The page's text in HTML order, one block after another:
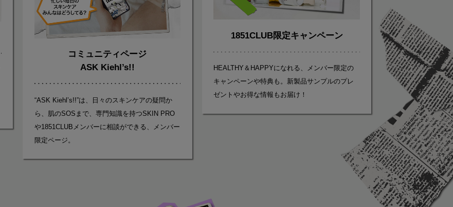
コミュニティページ
ASK Kiehl’s!!
“ASK Kiehl’s!!”は、日々のスキンケアの疑問か
ら、肌のSOSまで、専門知識を持つSKIN PRO
や1851CLUBメンバーに相談ができる、メンバー
限定ページ。
1851CLUB限定キャンペーン
HEALTHY＆HAPPYになれる、メンバー限定の
キャンペーンや特典も。新製品サンプルのプレ
ゼントやお得な情報もお届け！